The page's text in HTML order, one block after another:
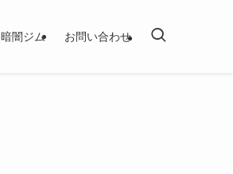
暗闇ジム お問い合わせ